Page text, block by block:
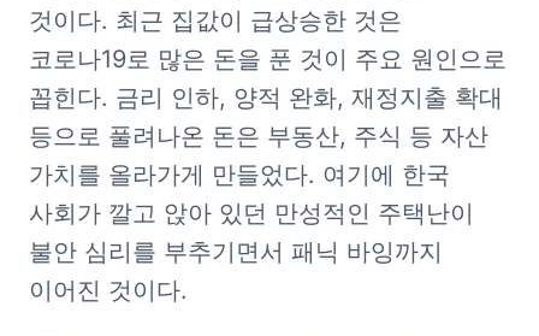
것이다. 최근 집값이 급상승한 것은
코로나19로 많은 돈을 푼 것이 주요 원인으로
꼽힌다. 금리 인하, 양적 완화, 재정지출 확대
등으로 풀려나온 돈은 부동산, 주식 등 자산
가치를 올라가게 만들었다. 여기에 한국
사회가 깔고 앉아 있던 만성적인 주택난이
불안 심리를 부추기면서 패닉 바잉까지
이어진 것이다.